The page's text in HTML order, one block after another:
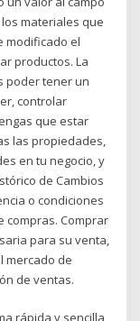
materiales que
modificado el
productos. La
poder tener un
controlar
que estar
las propiedades,
en tu negocio, y
de Cambios
o condiciones
compras. Comprar
para su venta,
mercado de
de ventas.
rápida y sencilla